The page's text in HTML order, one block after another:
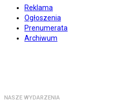
Reklama
Ogłoszenia
Prenumerata
Archiwum
NASZE WYDARZENIA